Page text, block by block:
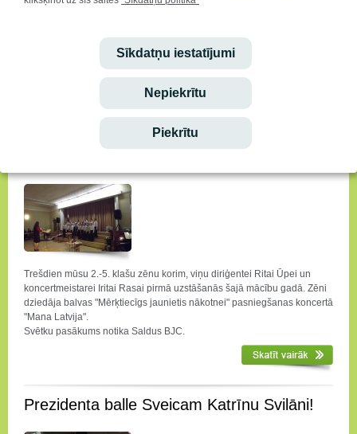
Sīkdatņu iestatījumi
Nepiekrītu
Piekrītu
15.novembrī, mūsu valsts 95.dzimšanas dienas priekšvakarā, visi
pulcēsimies skolas svētku zālē, lai noklausītos pašu sagatavotu
koncertu "Izaudzis Latvijai!"
Trešdien mūsu 2.-5. klašu zēnu korim, viņu diriģentei Ritai Ūpei un
koncertmeistarei Iritai Rasai pirmā uzstāšanās šajā mācību gadā. Zēni
dziedāja balvas "Mērķtiecīgs jaunietis nākotnei" pasniegšanas koncertā
"Mana Latvija".
Svētku pasākums notika Saldus BJC.
Prezidenta balle Sveicam Katrīnu Svilāni!